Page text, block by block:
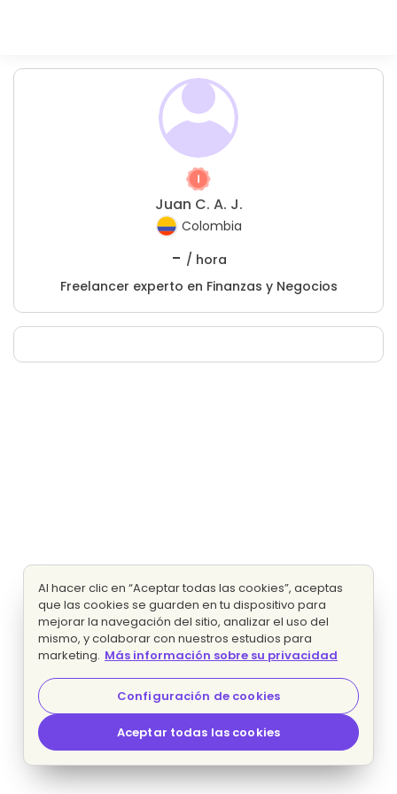
Juan C. A. J.
Colombia
- / hora
Freelancer experto en Finanzas y Negocios
Al hacer clic en “Aceptar todas las cookies”, aceptas
que las cookies se guarden en tu dispositivo para
mejorar la navegación del sitio, analizar el uso del
mismo, y colaborar con nuestros estudios para
marketing. Más información sobre su privacidad
Configuración de cookies
Aceptar todas las cookies